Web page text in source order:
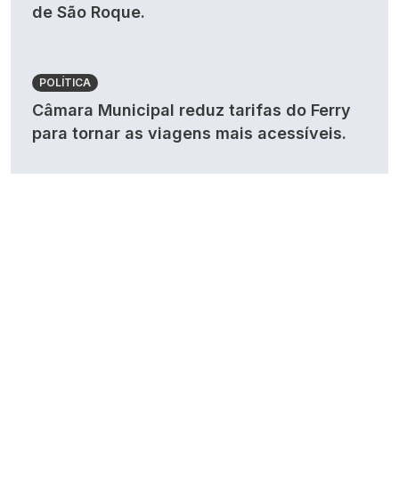
de São Roque.
POLÍTICA
Câmara Municipal reduz tarifas do Ferry
para tornar as viagens mais acessíveis.